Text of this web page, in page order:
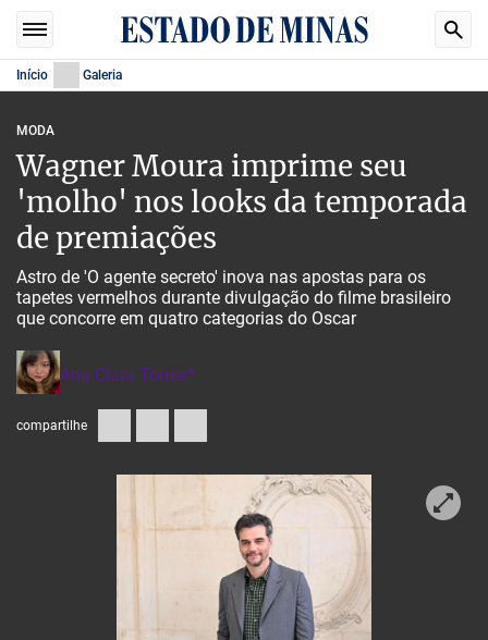
Início Galeria
MODA
Wagner Moura imprime seu
'molho' nos looks da temporada
de premiações
Astro de 'O agente secreto' inova nas apostas para os
tapetes vermelhos durante divulgação do filme brasileiro
que concorre em quatro categorias do Oscar
Ana Clara Torres*
compartilhe